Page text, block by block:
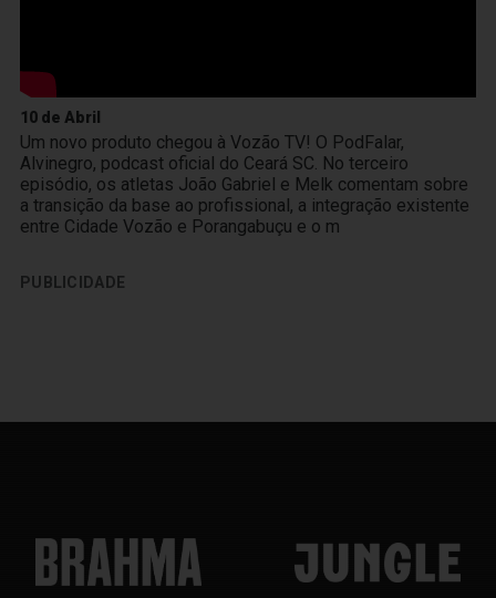
10 de Abril
Um novo produto chegou à Vozão TV! O PodFalar,
Alvinegro, podcast oficial do Ceará SC. No terceiro
episódio, os atletas João Gabriel e Melk comentam sobre
a transição da base ao profissional, a integração existente
entre Cidade Vozão e Porangabuçu e o m
PUBLICIDADE